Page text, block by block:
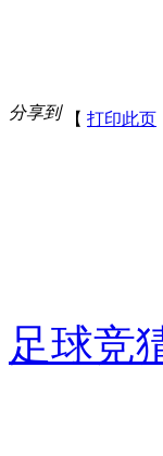
分享到 【 打印此页
足球竞